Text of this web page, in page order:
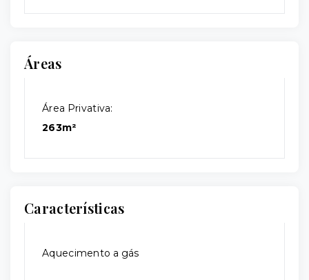
Áreas
Área Privativa:
263m²
Características
Aquecimento a gás